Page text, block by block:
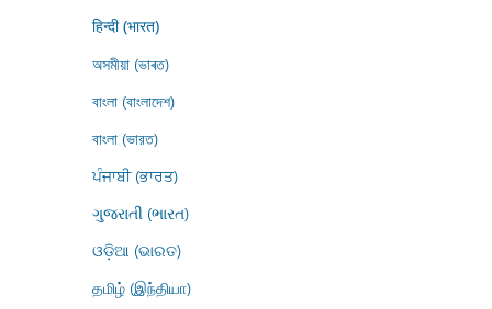
हिन्दी (भारत)
অসমীয়া (ভাৰত)
বাংলা (বাংলাদেশ)
বাংলা (ভারত)
ਪੰਜਾਬੀ (ਭਾਰਤ)
ગુજરાતી (ભારત)
ଓଡ଼ିଆ (ଭାରତ)
தமிழ் (இந்தியா)